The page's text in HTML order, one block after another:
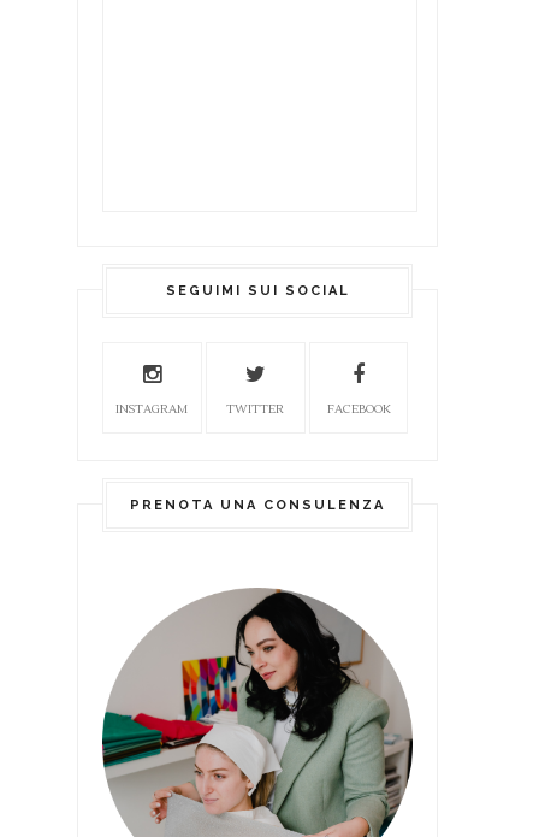
SEGUIMI SUI SOCIAL
INSTAGRAM TWITTER FACEBOOK
PRENOTA UNA CONSULENZA